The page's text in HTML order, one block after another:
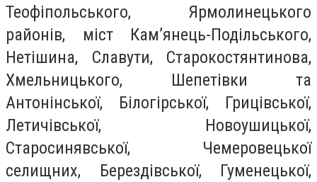
Теофіпольського, Ярмолинецького
районів, міст Кам’янець-Подільського,
Нетішина, Славути, Старокостянтинова,
Хмельницького, Шепетівки та
Антонінської, Білогірської, Грицівської,
Летичівської, Новоушицької,
Старосинявської, Чемеровецької
селищних, Берездівської, Гуменецької,